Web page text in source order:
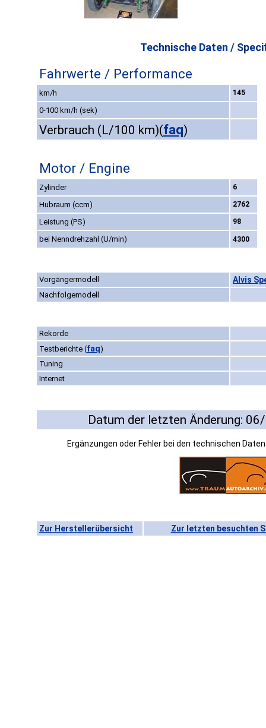
Technische Daten /
Fahrwerte / Performance
km/h 145
0-100 km/h (sek)
Verbrauch (L/100 km)(faq)
Motor / Engine
Zylinder 6
Hubraum (ccm) 2762
Leistung (PS) 98
bei Nenndrehzahl (U/min) 4300
Vorgängermodell Alvis
Nachfolgemodell
Rekorde
Testberichte (faq)
Tuning
Internet
Datum der letzten Änderung:
Ergänzungen oder Fehler bei den technischen
Zur Herstellerübersicht Zur letzten besuchten